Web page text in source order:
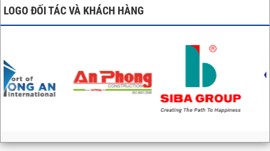
LOGO ĐỐI TÁC VÀ KHÁCH HÀNG